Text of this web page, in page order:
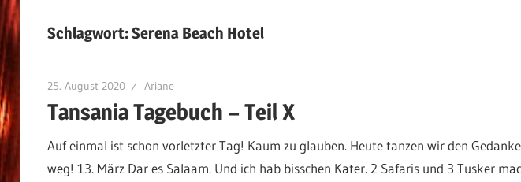
Schlagwort:Serena Beach Hotel
25. August 2020 Ariane
Tansania Tagebuch – Teil X
Auf einmal ist schon vorletzter Tag! Kaum zu glauben. Heute tanzen wir den
weg! 13. März Dar es Salaam. Und ich hab bisschen Kater. 2 Safaris und 3 Tusker